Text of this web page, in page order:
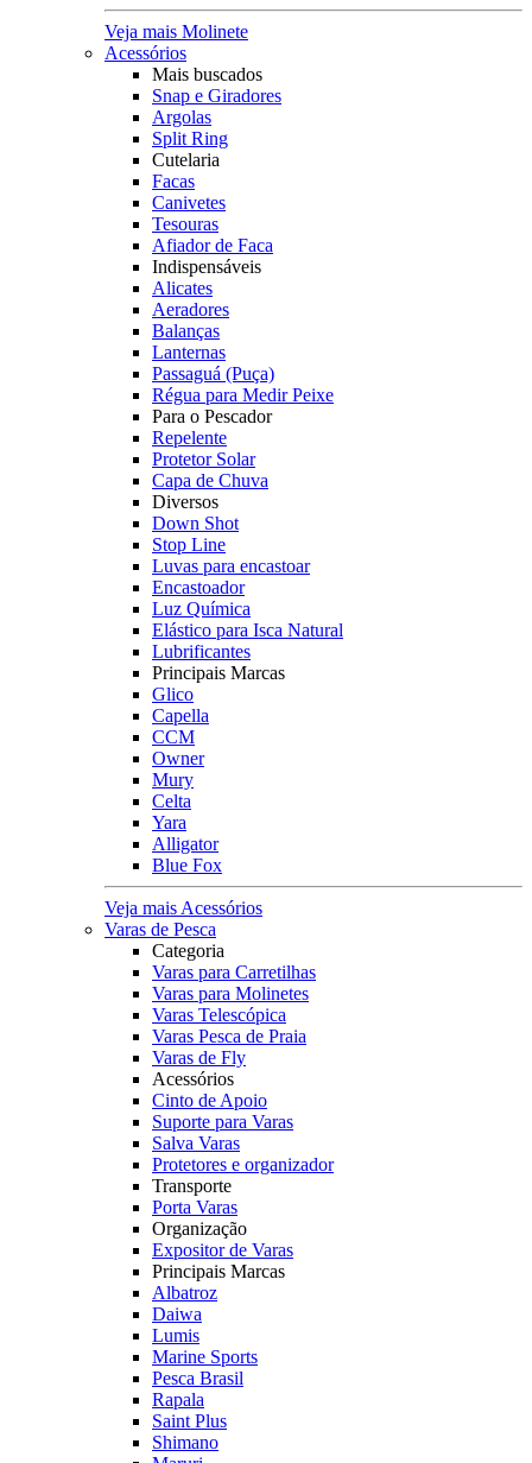
Veja mais Molinete
Acessórios
Mais buscados
Snap e Giradores
Argolas
Split Ring
Cutelaria
Facas
Canivetes
Tesouras
Afiador de Faca
Indispensáveis
Alicates
Aeradores
Balanças
Lanternas
Passaguá (Puça)
Régua para Medir Peixe
Para o Pescador
Repelente
Protetor Solar
Capa de Chuva
Diversos
Down Shot
Stop Line
Luvas para encastoar
Encastoador
Luz Química
Elástico para Isca Natural
Lubrificantes
Principais Marcas
Glico
Capella
CCM
Owner
Mury
Celta
Yara
Alligator
Blue Fox
Veja mais Acessórios
Varas de Pesca
Categoria
Varas para Carretilhas
Varas para Molinetes
Varas Telescópica
Varas Pesca de Praia
Varas de Fly
Acessórios
Cinto de Apoio
Suporte para Varas
Salva Varas
Protetores e organizador
Transporte
Porta Varas
Organização
Expositor de Varas
Principais Marcas
Albatroz
Daiwa
Lumis
Marine Sports
Pesca Brasil
Rapala
Saint Plus
Shimano